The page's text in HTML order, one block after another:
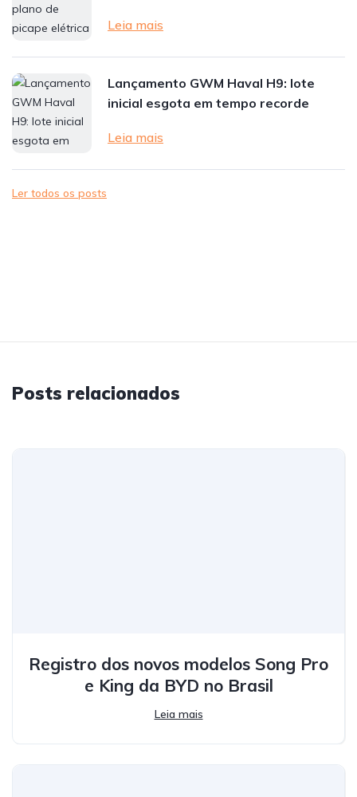
Leia mais
Lançamento GWM Haval H9: lote
inicial esgota em tempo recorde
Leia mais
Ler todos os posts
Posts relacionados
Registro dos novos modelos Song Pro
e King da BYD no Brasil
Leia mais